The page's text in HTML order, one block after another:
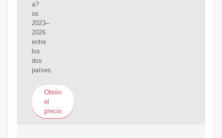
a?
os
2023–
2026
entre
los
dos
países.
Obtén
el
precio